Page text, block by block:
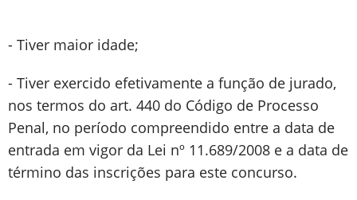
- Tiver maior idade;
- Tiver exercido efetivamente a função de jurado,
nos termos do art. 440 do Código de Processo
Penal, no período compreendido entre a data de
entrada em vigor da Lei nº 11.689/2008 e a data de
término das inscrições para este concurso.